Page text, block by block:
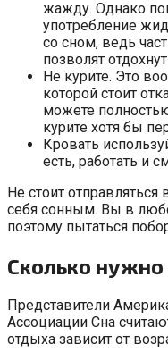
жажду. Однако
употребление
со сном, ведь
позволят
Не курите. Это
которой стоит
можете
курите хотя бы
Кровать
есть, работать и
Не стоит
себя сонным. Вы в
поэтому пытаться
Сколько
Представители
Ассоциации Сна
отдыха зависит от